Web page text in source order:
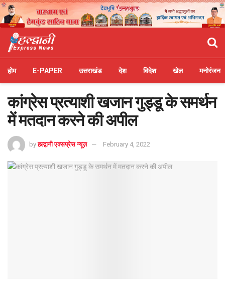
होम E-PAPER उत्तराखंड देश विदेश खेल मनोरंजन
कांग्रेस प्रत्याशी खजान गुड्डू के समर्थन
में मतदान करने की अपील
by हल्द्वानी एक्सप्रेस न्यूज़ February 4, 2022